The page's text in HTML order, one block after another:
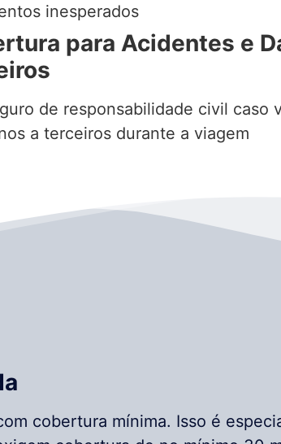
inesperados
para Acidentes e
de responsabilidade civil caso
a terceiros durante a viagem
cobertura mínima. Isso é